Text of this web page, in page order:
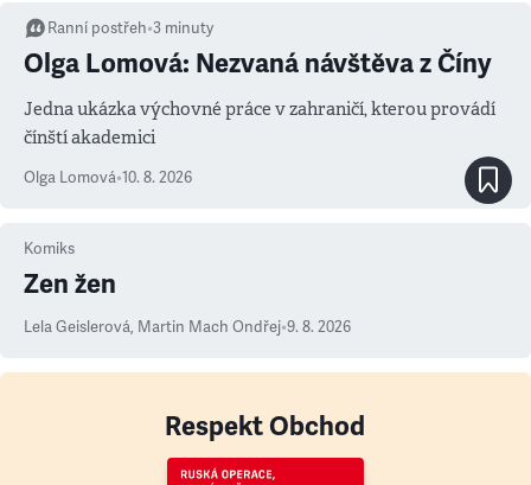
Ranní postřeh•3 minuty
Olga Lomová: Nezvaná návštěva z Číny
Jedna ukázka výchovné práce v zahraničí, kterou provádí
čínští akademici
Olga Lomová•10. 8. 2026
Komiks
Zen žen
Lela Geislerová, Martin Mach Ondřej•9. 8. 2026
Respekt Obchod